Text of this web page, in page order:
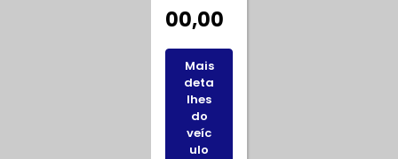
00,00
Mais
deta
lhes
do
veíc
ulo